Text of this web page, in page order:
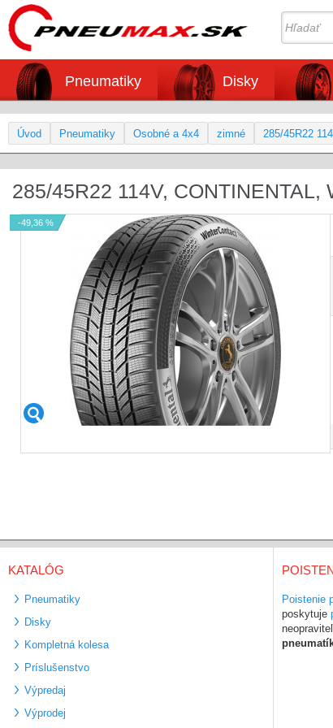
Pneumatiky Disky
Úvod Pneumatiky Osobné a 4x4 zimné 285/45R22
285/45R22 114V,
-49,36 %
KATALÓG
Pneumatiky
Disky
Kompletná kolesa
Príslušenstvo
Výpredaj
Výprodej
Poistenie
poskytuje